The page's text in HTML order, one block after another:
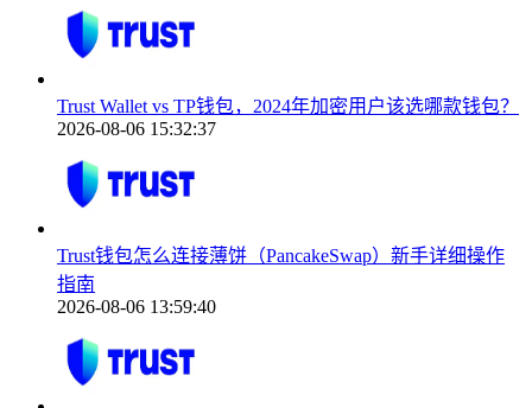
Trust Wallet vs TP钱包，2024年加密用户该选哪款钱包？
2026-08-06 15:32:37
Trust钱包怎么连接薄饼（PancakeSwap）新手详细操作
指南
2026-08-06 13:59:40